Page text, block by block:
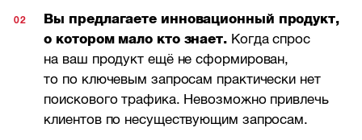
Вы предлагаете инновационный продукт,
о котором мало кто знает. Когда спрос
на ваш продукт ещё не сформирован,
то по ключевым запросам практически нет
поискового трафика. Невозможно привлечь
клиентов по несуществующим запросам.